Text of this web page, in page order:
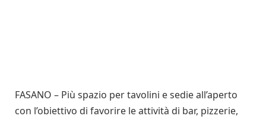
FASANO – Più spazio per tavolini e sedie all’aperto
con l’obiettivo di favorire le attività di bar, pizzerie,